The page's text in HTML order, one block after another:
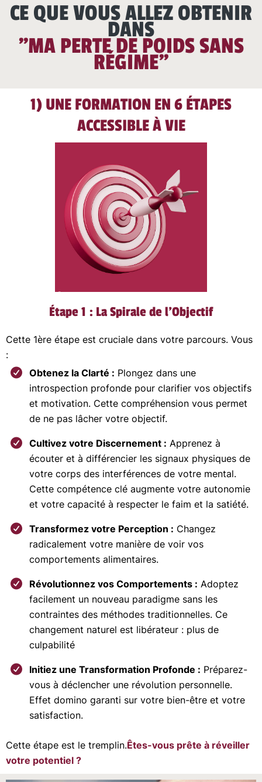
CE QUE VOUS ALLEZ OBTENIR
DANS
"MA PERTE DE POIDS SANS
RÉGIME"
1) UNE FORMATION EN 6 ÉTAPES
ACCESSIBLE À VIE
Étape 1 : La Spirale de l'Objectif
Cette 1ère étape est cruciale dans votre parcours. Vous
:
Obtenez la Clarté : Plongez dans une
introspection profonde pour clarifier vos objectifs
et motivation. Cette compréhension vous permet
de ne pas lâcher votre objectif.
Cultivez votre Discernement : Apprenez à
écouter et à différencier les signaux physiques de
votre corps des interférences de votre mental.
Cette compétence clé augmente votre autonomie
et votre capacité à respecter le faim et la satiété.
Transformez votre Perception : Changez
radicalement votre manière de voir vos
comportements alimentaires.
Révolutionnez vos Comportements : Adoptez
facilement un nouveau paradigme sans les
contraintes des méthodes traditionnelles. Ce
changement naturel est libérateur : plus de
culpabilité
Initiez une Transformation Profonde : Préparez-
vous à déclencher une révolution personnelle.
Effet domino garanti sur votre bien-être et votre
satisfaction.
Cette étape est le tremplin.Êtes-vous prête à réveiller
votre potentiel ?